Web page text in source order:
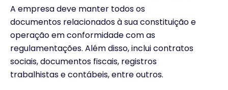
A empresa deve manter todos os
documentos relacionados à sua constituição e
operação em conformidade com as
regulamentações. Além disso, inclui contratos
sociais, documentos fiscais, registros
trabalhistas e contábeis, entre outros.